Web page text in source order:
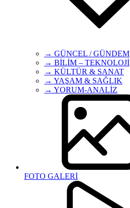
→ GÜNCEL / GÜNDEM
→ BİLİM – TEKNOLOJİ
→ KÜLTÜR & SANAT
→ YAŞAM & SAĞLIK
→ YORUM-ANALİZ
FOTO GALERİ